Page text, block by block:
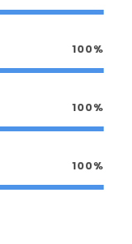
100%
100%
100%